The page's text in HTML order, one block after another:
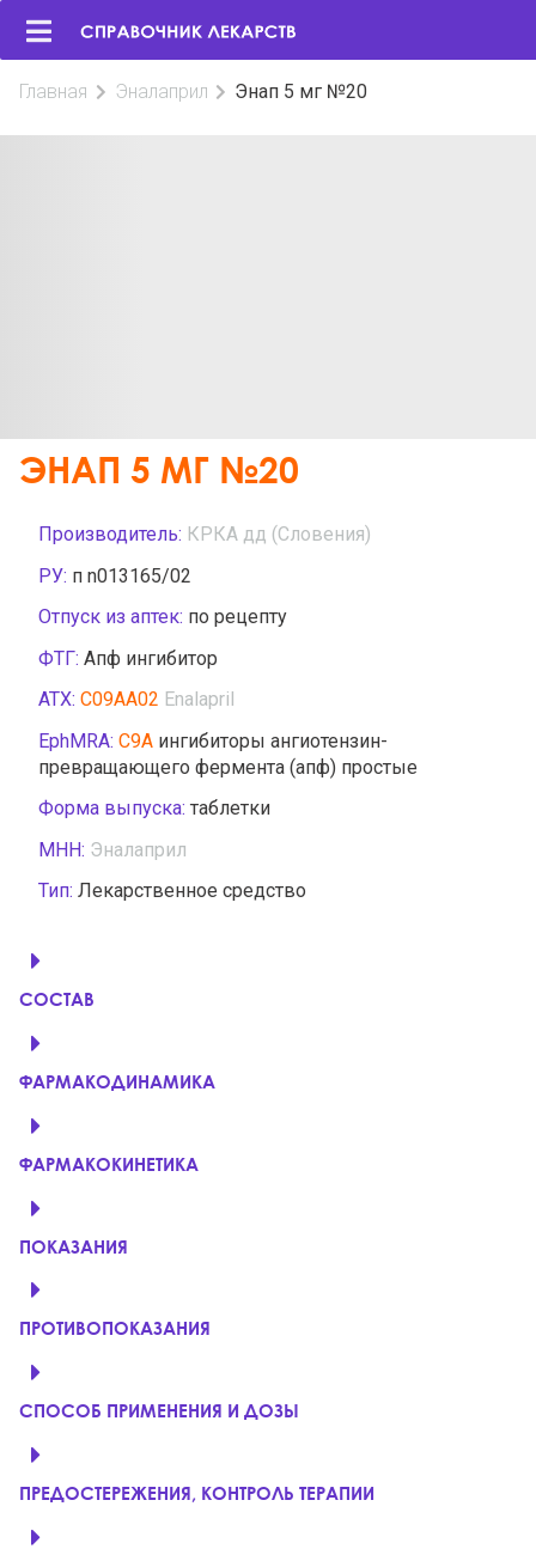
Главная Эналаприл Энап 5 мг №20
ЭНАП 5 МГ №20
Производитель: КРКА дд (Словения)
РУ: п n013165/02
Отпуск из аптек: по рецепту
ФТГ: Апф ингибитор
АТХ: C09AA02 Enalapril
EphMRA: C9A ингибиторы ангиотензин-
превращающего фермента (апф) простые
Форма выпуска: таблетки
МНН: Эналаприл
Тип: Лекарственное средство
СОСТАВ
ФАРМАКОДИНАМИКА
ФАРМАКОКИНЕТИКА
ПОКАЗАНИЯ
ПРОТИВОПОКАЗАНИЯ
СПОСОБ ПРИМЕНЕНИЯ И ДОЗЫ
ПРЕДОСТЕРЕЖЕНИЯ, КОНТРОЛЬ ТЕРАПИИ